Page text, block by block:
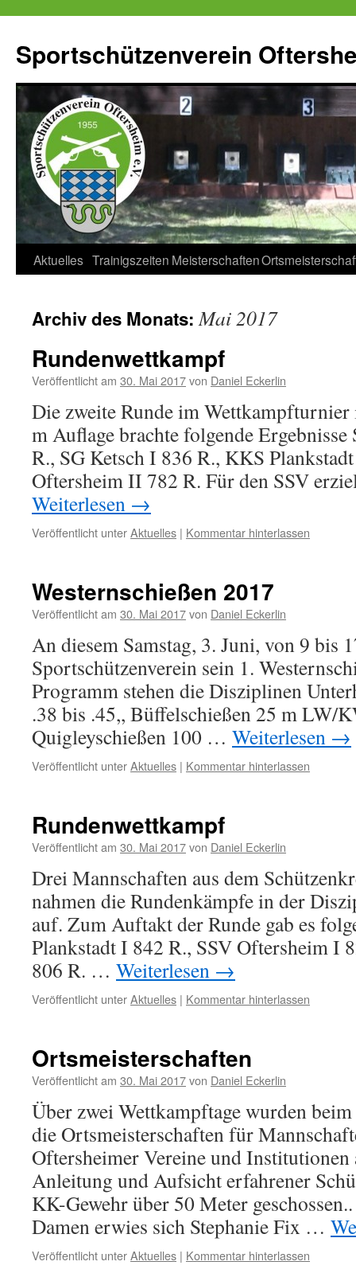
springen
Sportschützenverein
Aktuelles Trainigszeiten Meisterschaften
Archiv des Monats:Mai 2017
Rundenwettkampf
Veröffentlicht am 30. Mai 2017von Daniel Eckerlin
Die zweite Runde im
m Auflage brachte folgende
R., SG Ketsch I 836 R., KKS
Oftersheim II 782 R. Für den SSV
Weiterlesen →
Veröffentlicht unterAktuelles | Kommentar hinterlassen
Westernschießen 2017
Veröffentlicht am 30. Mai 2017von Daniel Eckerlin
An diesem Samstag, 3. Juni, von 9 bis
Sportschützenverein sein 1.
Programm stehen die Disziplinen
.38 bis .45,, Büffelschießen 25 m LW/
Quigleyschießen 100 … Weiterlesen →
Veröffentlicht unterAktuelles | Kommentar hinterlassen
Rundenwettkampf
Veröffentlicht am 30. Mai 2017von Daniel Eckerlin
Drei Mannschaften aus dem
nahmen die Rundenkämpfe in der
auf. Zum Auftakt der Runde gab es
Plankstadt I 842 R., SSV Oftersheim I
806 R. … Weiterlesen →
Veröffentlicht unterAktuelles | Kommentar hinterlassen
Ortsmeisterschaften
Veröffentlicht am 30. Mai 2017von Daniel Eckerlin
Über zwei Wettkampftage wurden
die Ortsmeisterschaften für
Oftersheimer Vereine und Institutionen
Anleitung und Aufsicht erfahrener
KK-Gewehr über 50 Meter
Damen erwies sich Stephanie Fix …
Veröffentlicht unterAktuelles | Kommentar hinterlassen